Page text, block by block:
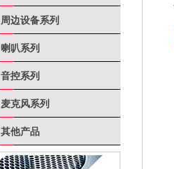
周边设备系列
喇叭系列
音控系列
麦克风系列
其他产品